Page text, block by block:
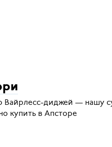
Вайрлесс-диджей — нашу
купить в Апсторе